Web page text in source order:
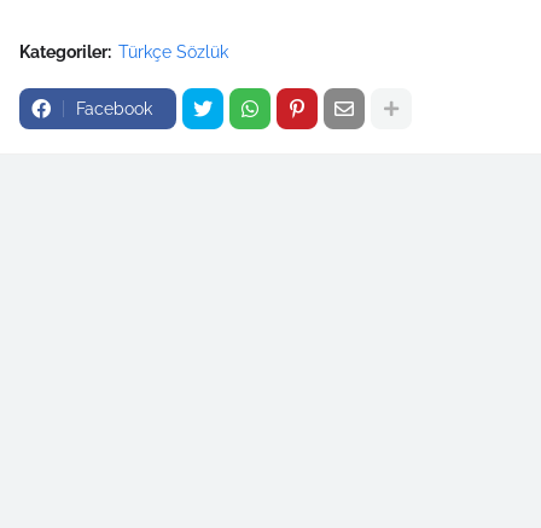
Kategoriler: Türkçe Sözlük
Facebook